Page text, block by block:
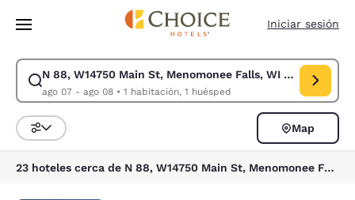
Pasar A Contenido Principal
Iniciar sesión
N 88, W14750 Main St, Menomonee Falls, WI 53051, EE.
ago 07 - ago 08• 1 habitación, 1 huésped
Modificar la búsqueda de N 88, W14750 Main St, Menomonee Falls,
Ordenar y filtrar
Map
23 hoteles cerca de N 88, W14750 Main St, Menomonee Falls, WI 53051, EE. UU.